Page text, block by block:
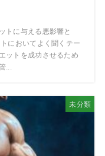
トに与える悪影響と
においてよく聞くテー
ットを成功させるため
...
未分類